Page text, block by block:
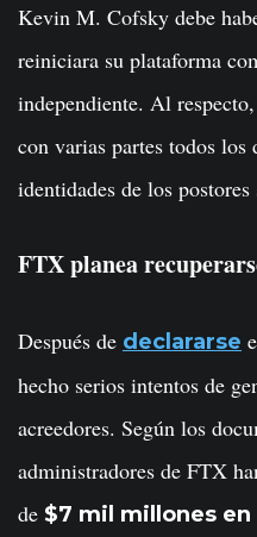
Kevin M. Cofsky debe
reiniciara su plataforma
independiente. Al
con varias partes todos los
identidades de los
FTX planea
Después de declararse
hecho serios intentos de
acreedores. Según los
administradores de FTX
de $7 mil millones